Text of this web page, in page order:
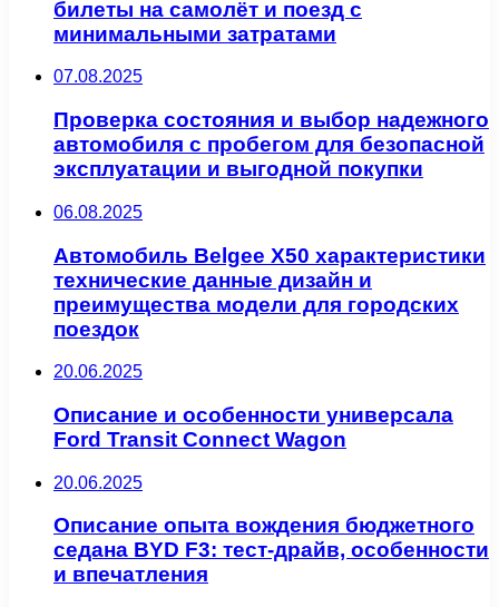
билеты на самолёт и поезд с
минимальными затратами
07.08.2025
Проверка состояния и выбор надежного
автомобиля с пробегом для безопасной
эксплуатации и выгодной покупки
06.08.2025
Автомобиль Belgee X50 характеристики
технические данные дизайн и
преимущества модели для городских
поездок
20.06.2025
Описание и особенности универсала
Ford Transit Connect Wagon
20.06.2025
Описание опыта вождения бюджетного
седана BYD F3: тест-драйв, особенности
и впечатления